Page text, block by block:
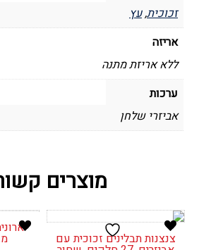
זכוכית,עץ
אריזה
ללא אריזת מתנה
ערכות
אביזרי שלחן
מוצרים
צנצנות תבלינים זכוכית עם